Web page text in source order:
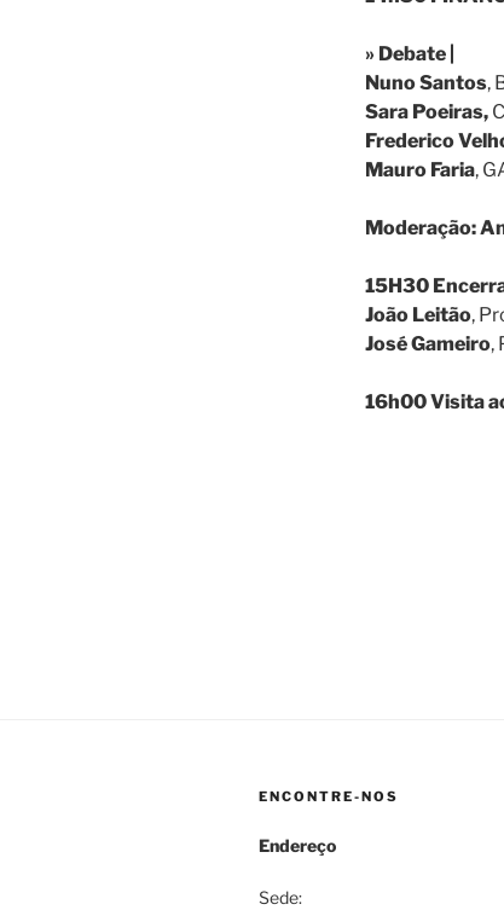
» Debate |
Nuno Santos,
Sara Poeiras,
Frederico
Mauro Faria,
Moderação:
15H30
João Leitão,
José Gameiro,
16h00 Visita
ENCONTRE-NOS
Endereço
Sede: